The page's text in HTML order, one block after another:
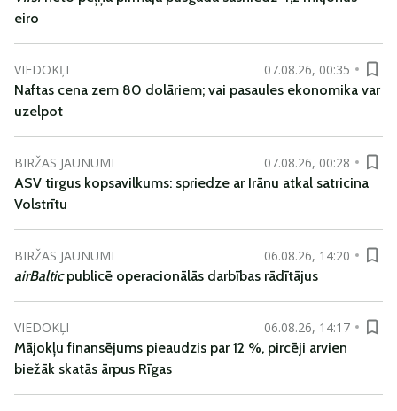
eiro
VIEDOKĻI
07.08.26, 00:35
Naftas cena zem 80 dolāriem; vai pasaules ekonomika var
uzelpot
BIRŽAS JAUNUMI
07.08.26, 00:28
ASV tirgus kopsavilkums: spriedze ar Irānu atkal satricina
Volstrītu
BIRŽAS JAUNUMI
06.08.26, 14:20
airBalticpublicē operacionālās darbības rādītājus
VIEDOKĻI
06.08.26, 14:17
Mājokļu finansējums pieaudzis par 12 %, pircēji arvien
biežāk skatās ārpus Rīgas